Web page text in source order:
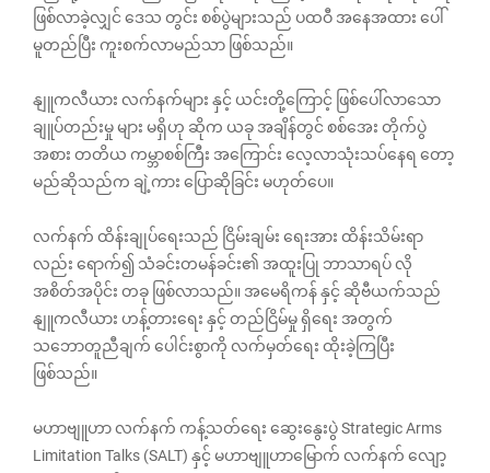
ဖြစ်လာခဲ့လျှင် ဒေသ တွင်း စစ်ပွဲများသည် ပထဝီ အနေအထား ပေါ်
မူတည်ပြီး ကူးစက်လာမည်သာ ဖြစ်သည်။
နျူကလီယား လက်နက်များ နှင့် ယင်းတို့ကြောင့် ဖြစ်ပေါ်လာသော
ချူပ်တည်းမှု များ မရှိဟု ဆိုက ယခု အချိန်တွင် စစ်အေး တိုက်ပွဲ
အစား တတိယ ကမ္ဘာစစ်ကြီး အကြောင်း လေ့လာသုံးသပ်နေရ‌ တော့
မည်ဆိုသည်က ချဲ့ကား ပြောဆိုခြင်း မဟုတ်ပေ။
လက်နက် ထိန်းချုပ်ရေးသည် ငြိမ်းချမ်း‌ ရေးအား ထိန်းသိမ်းရာ
လည်း ရောက်၍ သံခင်းတမန်ခင်း၏ အထူးပြု ဘာသာရပ် လို
အစိတ်အပိုင်း တခု ဖြစ်လာသည်။ အမေရိကန် နှင့် ဆိုဗီယက်သည်
နျူကလီယား ဟန့်တားရေး နှင့် တည်ငြိမ်မှု ရှိရေး အတွက်
သဘောတူညီချက် ပေါင်းစွာကို လက်မှတ်ရေး ထိုးခဲ့ကြပြီး
ဖြစ်သည်။
မဟာဗျူဟာ လက်နက် ကန့်သတ်ရေး ဆွေးနွေးပွဲ Strategic Arms
Limitation Talks (SALT) နှင့် မဟာဗျူဟာမြောက် လက်နက် လျော့